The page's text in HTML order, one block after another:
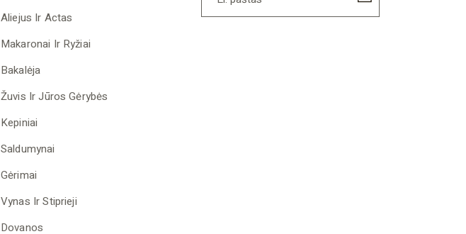
Aliejus Ir Actas
Makaronai Ir Ryžiai
Bakalėja
Žuvis Ir Jūros Gėrybės
Kepiniai
Saldumynai
Gėrimai
Vynas Ir Stiprieji
Dovanos